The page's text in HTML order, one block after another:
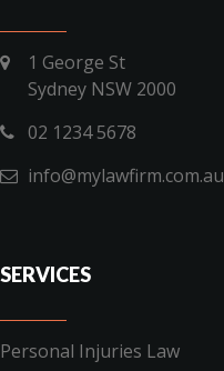
1 George St
Sydney NSW 2000
02 1234 5678
info@mylawfirm.com.au
SERVICES
Personal Injuries Law